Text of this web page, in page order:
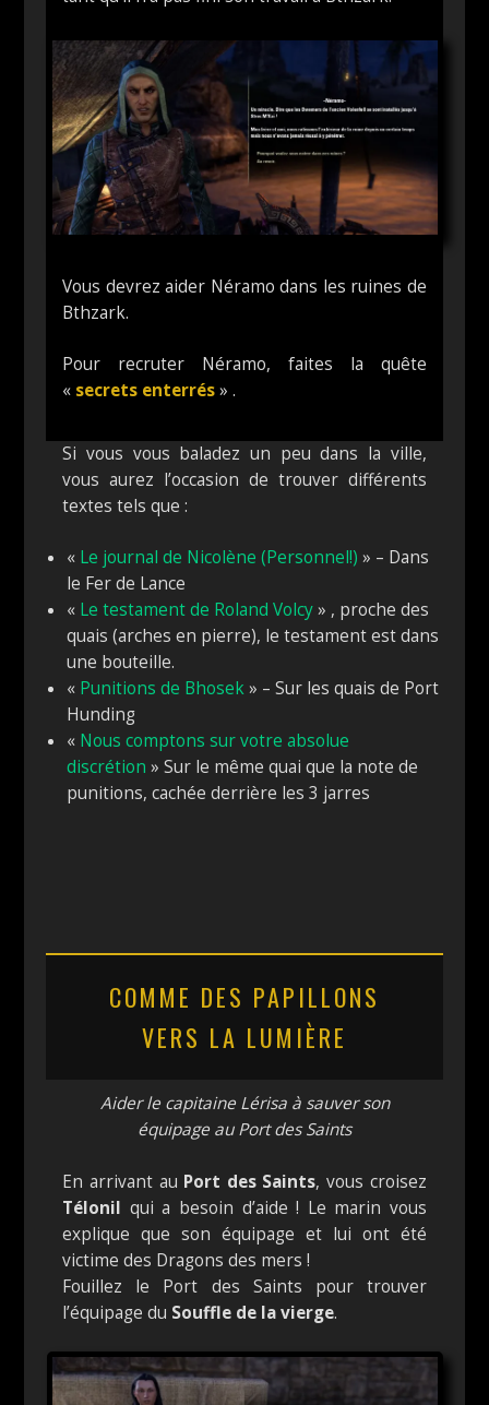
Vous devrez aider Néramo dans les ruines de
Bthzark.
Pour recruter Néramo, faites la quête
« secrets enterrés» .
Si vous vous baladez un peu dans la ville,
vous aurez l’occasion de trouver différents
textes tels que :
« Le journal de Nicolène (Personnel!) » – Dans
le Fer de Lance
« Le testament de Roland Volcy» , proche des
quais (arches en pierre), le testament est dans
une bouteille.
« Punitions de Bhosek» – Sur les quais de Port
Hunding
« Nous comptons sur votre absolue
discrétion » Sur le même quai que la note de
punitions, cachée derrière les 3 jarres
COMME DES PAPILLONS
VERS LA LUMIÈRE
Aider le capitaine Lérisa à sauver son
équipage au Port des Saints
En arrivant au Port des Saints, vous croisez
Télonil qui a besoin d’aide ! Le marin vous
explique que son équipage et lui ont été
victime des Dragons des mers !
Fouillez le Port des Saints pour trouver
l’équipage du Souffle de la vierge.